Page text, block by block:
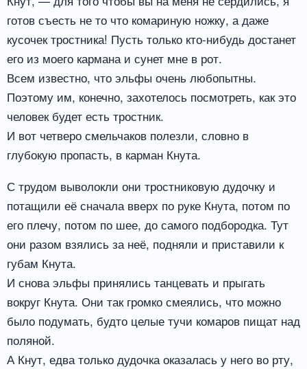
готов съесть не то что комариную ножку, а даже
кусочек тростника! Пусть только кто-нибудь достанет
его из моего кармана и сунет мне в рот.
Всем известно, что эльфы очень любопытны.
Поэтому им, конечно, захотелось посмотреть, как это
человек будет есть тростник.
И вот четверо смельчаков полезли, словно в
глубокую пропасть, в карман Кнута.
С трудом выволокли они тростниковую дудочку и
потащили её сначала вверх по руке Кнута, потом по
его плечу, потом по шее, до самого подбородка. Тут
они разом взялись за неё, подняли и приставили к
губам Кнута.
И снова эльфы принялись танцевать и прыгать
вокруг Кнута. Они так громко смеялись, что можно
было подумать, будто целые тучи комаров пищат над
поляной.
А Кнут, едва только дудочка оказалась у него во рту,